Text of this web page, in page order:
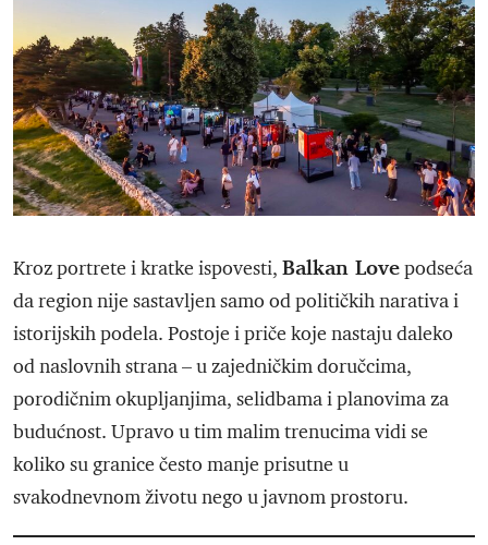
Kroz portrete i kratke ispovesti, Balkan Lovepodseća
da region nije sastavljen samo od političkih narativa i
istorijskih podela. Postoje i priče koje nastaju daleko
od naslovnih strana – u zajedničkim doručcima,
porodičnim okupljanjima, selidbama i planovima za
budućnost. Upravo u tim malim trenucima vidi se
koliko su granice često manje prisutne u
svakodnevnom životu nego u javnom prostoru.